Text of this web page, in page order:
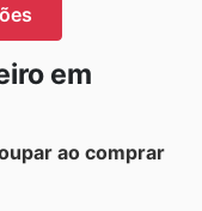
em
ao comprar